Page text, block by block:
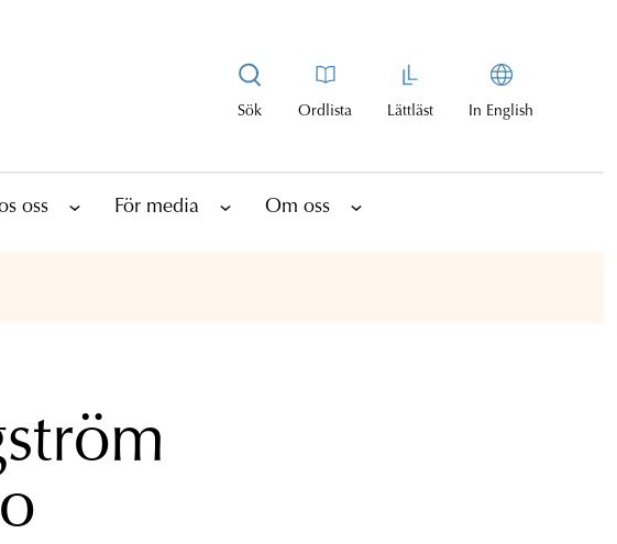
Sök Ordlista Lättläst In English
oss För media Om oss